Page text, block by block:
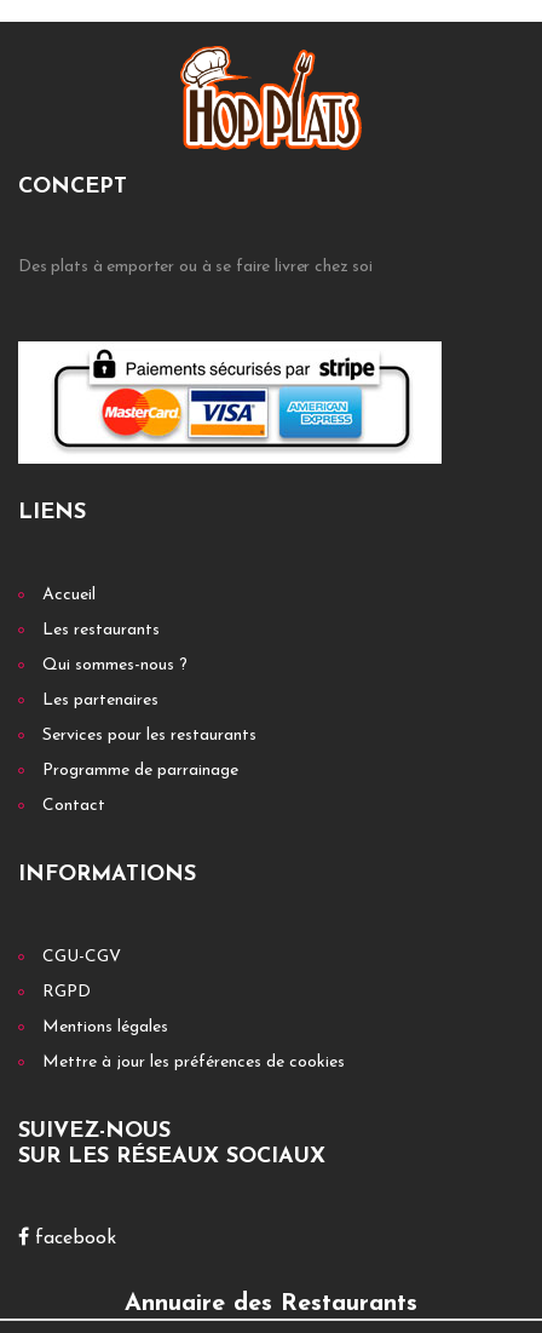
CONCEPT
Des plats à emporter ou à se faire livrer chez soi
LIENS
Accueil
Les restaurants
Qui sommes-nous ?
Les partenaires
Services pour les restaurants
Programme de parrainage
Contact
INFORMATIONS
CGU-CGV
RGPD
Mentions légales
Mettre à jour les préférences de cookies
SUIVEZ-NOUS
SUR LES RÉSEAUX SOCIAUX
facebook
Annuaire des Restaurants